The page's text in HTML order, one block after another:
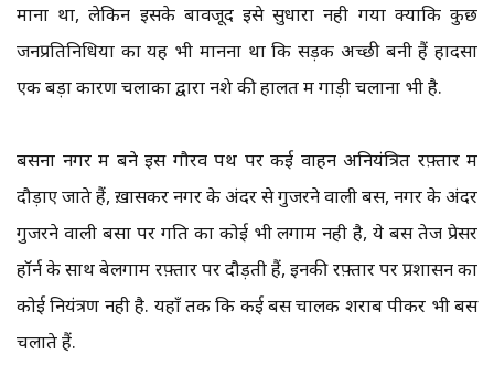
माना था, लेकिन इसके बावजूद इसे सुधारा नही गया क्योंकि कुछ
जनप्रतिनिधियों का यह भी मानना था कि सड़क अच्छी बनी हैं हादसों
एक बड़ा कारण चलाकों द्वारा नशे की हालत में गाड़ी चलाना भी है.
बसना नगर में बने इस गौरव पथ पर कई वाहन अनियंत्रित रफ़्तार में
दौड़ाए जाते हैं, ख़ासकर नगर के अंदर से गुजरने वाली बसें, नगर के अंदर
गुजरने वाली बसों पर गति का कोई भी लगाम नही है, ये बसें तेज प्रेसर
हॉर्न के साथ बेलगाम रफ़्तार पर दौड़ती हैं, इनकी रफ़्तार पर प्रशासन का
कोई नियंत्रण नही है. यहाँ तक कि कई बस चालक शराब पीकर भी बस
चलाते हैं.